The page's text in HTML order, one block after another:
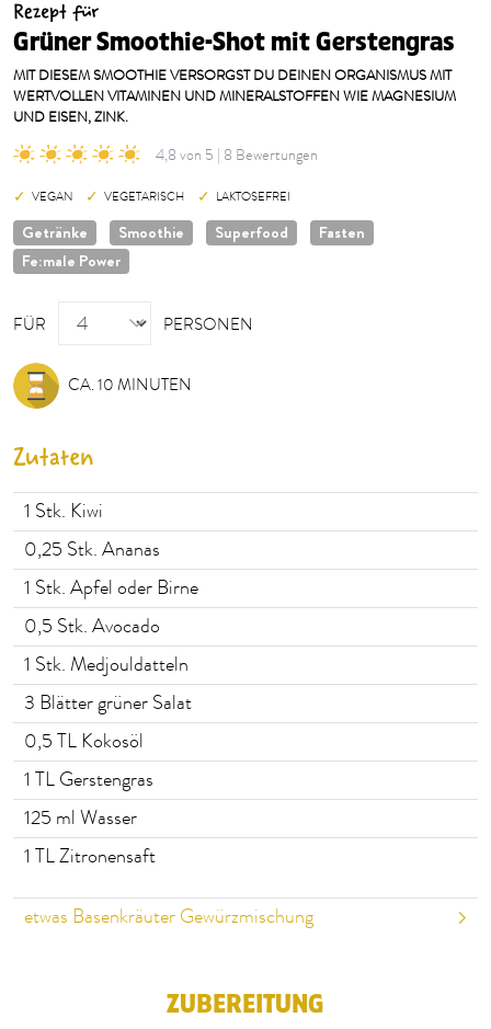
Rezept für
Grüner Smoothie-Shot mit Gerstengras
MIT DIESEM SMOOTHIE VERSORGST DU DEINEN ORGANISMUS MIT
WERTVOLLEN VITAMINEN UND MINERALSTOFFEN WIE MAGNESIUM
UND EISEN, ZINK.
4,8 von 5 | 8 Bewertungen
VEGAN VEGETARISCH LAKTOSEFREI
Getränke Smoothie Superfood
Fasten
Fe:male Power
FÜR
PERSONEN
PERSONEN
CA. 10 MINUTEN
Zutaten
1 Stk. Kiwi
0,25 Stk. Ananas
1 Stk. Apfel oder Birne
0,5 Stk. Avocado
1 Stk. Medjouldatteln
3 Blätter grüner Salat
0,5 TL Kokosöl
1 TL Gerstengras
125 ml Wasser
1 TL Zitronensaft
etwas Basenkräuter Gewürzmischung
ZUBEREITUNG